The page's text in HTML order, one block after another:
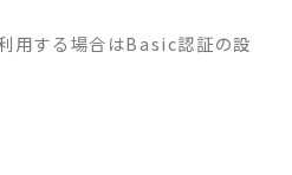
用する場合はBasic認証の設